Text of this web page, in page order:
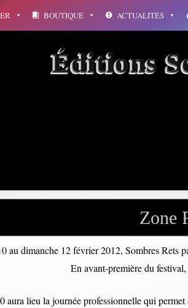
BOUTIQUE ACTUALITÉS
Éditions
Zone
au dimanche 12 février 2012, Sombres Rets
En avant-première du
aura lieu la journée professionnelle qui permet